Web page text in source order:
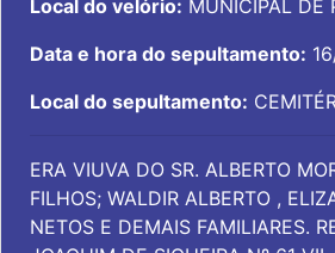
Local do velório: MUNICIPAL DE
Data e hora do sepultamento:
Local do sepultamento:
ERA VIUVA DO SR. ALBERTO
FILHOS; WALDIR ALBERTO ,
NETOS E DEMAIS FAMILIARES.